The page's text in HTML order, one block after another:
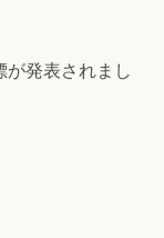
発表されまし